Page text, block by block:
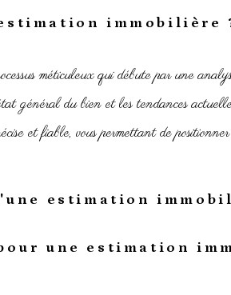
immobilière
méticuleux qui débute par une
général du bien et les tendances
et fiable, vous permettant de
estimation
plusieurs raisons. Premièrement, cela
une estimation